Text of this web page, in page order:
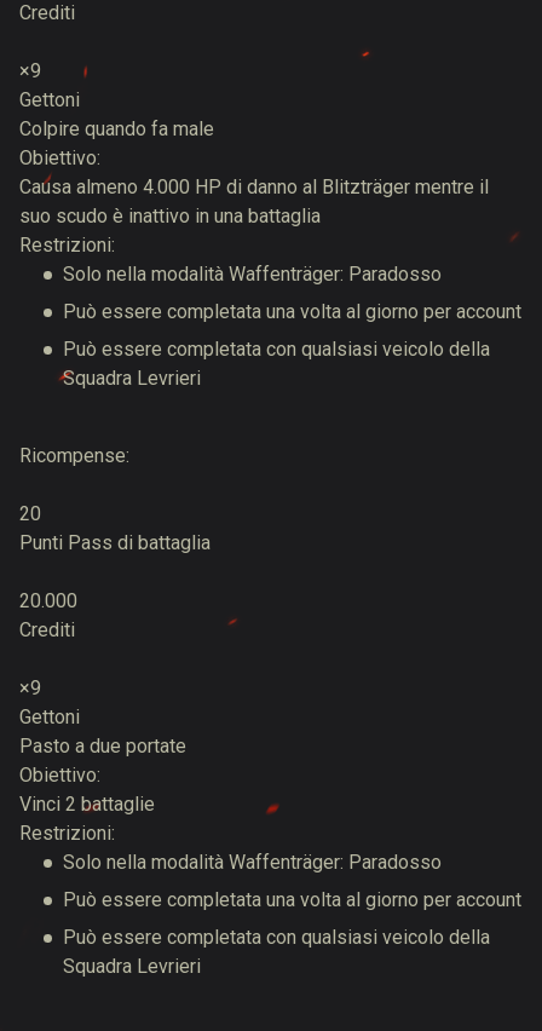
Crediti
×9
Gettoni
Colpire quando fa male
Obiettivo:
Causa almeno 4.000 HP di danno al Blitzträger mentre il
suo scudo è inattivo in una battaglia
Restrizioni:
Solo nella modalità Waffenträger: Paradosso
Può essere completata una volta al giorno per account
Può essere completata con qualsiasi veicolo della
Squadra Levrieri
Ricompense:
20
Punti Pass di battaglia
20.000
Crediti
×9
Gettoni
Pasto a due portate
Obiettivo:
Vinci 2 battaglie
Restrizioni:
Solo nella modalità Waffenträger: Paradosso
Può essere completata una volta al giorno per account
Può essere completata con qualsiasi veicolo della
Squadra Levrieri